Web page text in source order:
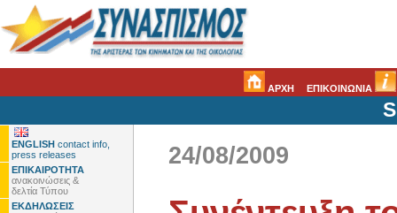
ΑΡΧΗ ΕΠΙΚΟΙΝΩΝΙΑ
ENGLISH contact info,
press releases
ΕΠΙΚΑΙΡΟΤΗΤΑ
ανακοινώσεις &
δελτία Τύπου
ΕΚΔΗΛΩΣΕΙΣ
24/08/2009